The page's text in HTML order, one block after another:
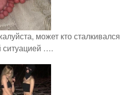
может кто сталкивался
ситуацией ….